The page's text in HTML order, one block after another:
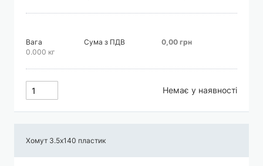
Вага
0.000 кг
Сума з ПДВ 0,00 грн
Немає у наявності
Хомут 3.5х140 пластик